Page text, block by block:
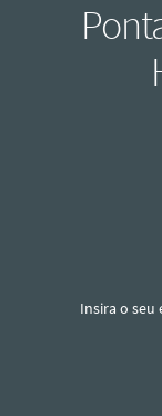
Insira o seu